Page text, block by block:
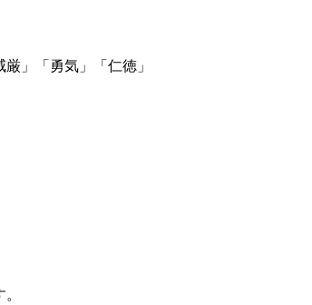
」「勇気」「仁徳」